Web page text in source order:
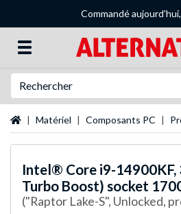
Commandé
Page d'accueil
Matériel Composants PC
Intel® Core i9-14900KF,
Turbo Boost) socket
("Raptor Lake-S", Unlocked,